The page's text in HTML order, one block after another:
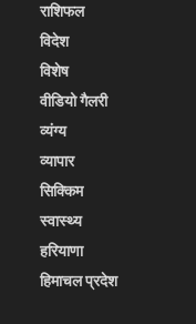
राशिफल
विदेश
विशेष
वीडियो गैलरी
व्यंग्य
व्यापार
सिक्किम
स्वास्थ्य
हरियाणा
हिमाचल प्रदेश